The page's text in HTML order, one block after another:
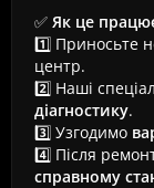
✅ Як це
1️⃣ Приносьте
центр.
2️⃣ Наші
діагностику.
3️⃣ Узгодимо
4️⃣ Після
справному